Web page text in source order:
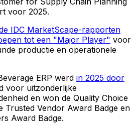
voor 2025.
IDC MarketScape-rapporten
tot een "Major Player" voor
productie en operationele
ERP werd in 2025 door
voor uitzonderlijke
en won de Quality Choice
Trusted Vendor Award Badge en
Award Badge.